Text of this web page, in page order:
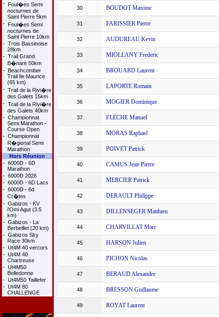
- Foul�es Semi
nocturnes de
Saint Pierre 5km
- Foul�es Semi
nocturnes de
Saint Pierre 10km
- Trois Bassinoise
28km
- Trail Grand
B�nare 50km
- Beachcomber
Trail Ile Maurice
(65 km)
- Trail de la Rivi�re
des Galets 15km
- Trail de la Rivi�re
des Galets 40km
- Championnat
Semi Marathon -
Course Open
- Championnat
R�gional Semi
Marathon
Hors Réunion
- 6000D - 6D
Marathon
- 6000D 2026
- 6000D - 6D Lacs
- 6000D - 6d
Cr�tes
- Gabizos - KV
l'Omi Agut (3.5
km)
- Gabizos - La
Berbeillet (20 km)
- Gabizos Sky
Race 30km
- Ut4M 40 vercors
- Ut4M 40
Chartreuse
- Ut4M50
Belledonne
- Ut4M50 Taillefer
- Ut4M 80
CHALLENGE
30 BOUDOT Maxime
31 FARISSIER Pierre
32 AUDUREAU Kevin
33 MIOLLANY Frederic
34 BROUARD Laurent
35 LAPORTE Romain
36 MOGIER Dominique
37 FLECHE Manuel
38 MORAS Raphael
39 POIVET Patrick
40 CAMUS Jean Pierre
41 MERCIER Patrick
42 DERAULT Philippe
43 DILLENSEGER Matthieu
44 CHARVILLAT Marc
45 HARSON Julien
46 PICHON Nicolas
47 BERAUD Alexandre
48 BRESSON Guillaume
49 ROYAT Laurent